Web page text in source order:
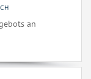
an